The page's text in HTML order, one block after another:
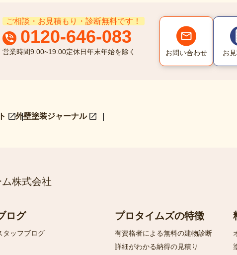
ご相談・お見積もり・診断無料です！
0120-646-083
営業時間9:00~19:00定休日年末年始を除く お問い合わせ お
外壁塗装ジャーナル
株式会社
ログ
タッフブログ
プロタイムズの特徴
有資格者による無料の建物診断
詳細がわかる納得の見積り